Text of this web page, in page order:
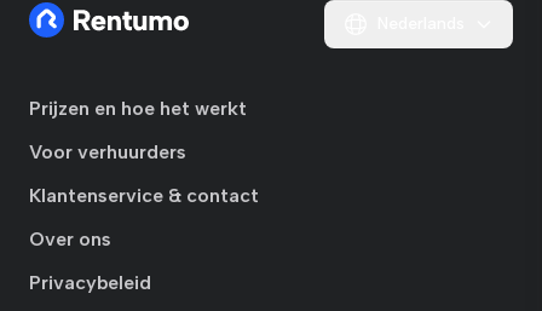
Prijzen en hoe het werkt
Voor verhuurders
Klantenservice & contact
Over ons
Privacybeleid